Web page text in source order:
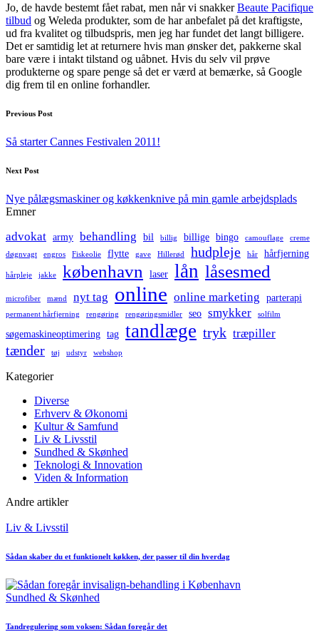
Jo, de havde bestemt fået rabat, men når vi snakkerBeaute Pacifique
tilbud og Weleda produkter, som de har anbefalet på det kraftigste,
ud fra kvalitet og tilbudspris, men jeg har fundet det langt billigere.
Det er samtidig let at returnere hvis man ønsker det, pakkerne skal
bare være i intakt tilstand og uåbnet. Hvis du selv vil prøve
produkterne og spare penge så det er værd at bemærke, så Google
dig frem til en online forhandler.
Post
navigation
Previous Post
Så starter Cannes Festivalen 2011!
Next Post
Nye pålægsmaskiner og køkkenknive på min gamle arbejdsplads
Emner
advokat army behandling bil billig billige bingo camouflage creme
døgnvagt engros Fiskeolie flytte gave Hillerød hudpleje hår hårfjerning
hårpleje jakke københavn laser lån låsesmed
microfiber mænd nyt tag online online marketing parterapi
permanent hårfjerning rengøring rengøringsmidler seo smykker solfilm
søgemaskineoptimering tag tandlæge tryk træpiller
tænder tøj udstyr webshop
Kategorier
Diverse
Erhverv & Økonomi
Kultur & Samfund
Liv & Livsstil
Sundhed & Skønhed
Teknologi & Innovation
Viden & Information
Andre artikler
Posted
Liv & Livsstil
Sådan skaber du et funktionelt køkken, der passer til din hverdag
Posted
Sundhed & Skønhed
Tandregulering som voksen: Sådan foregår det